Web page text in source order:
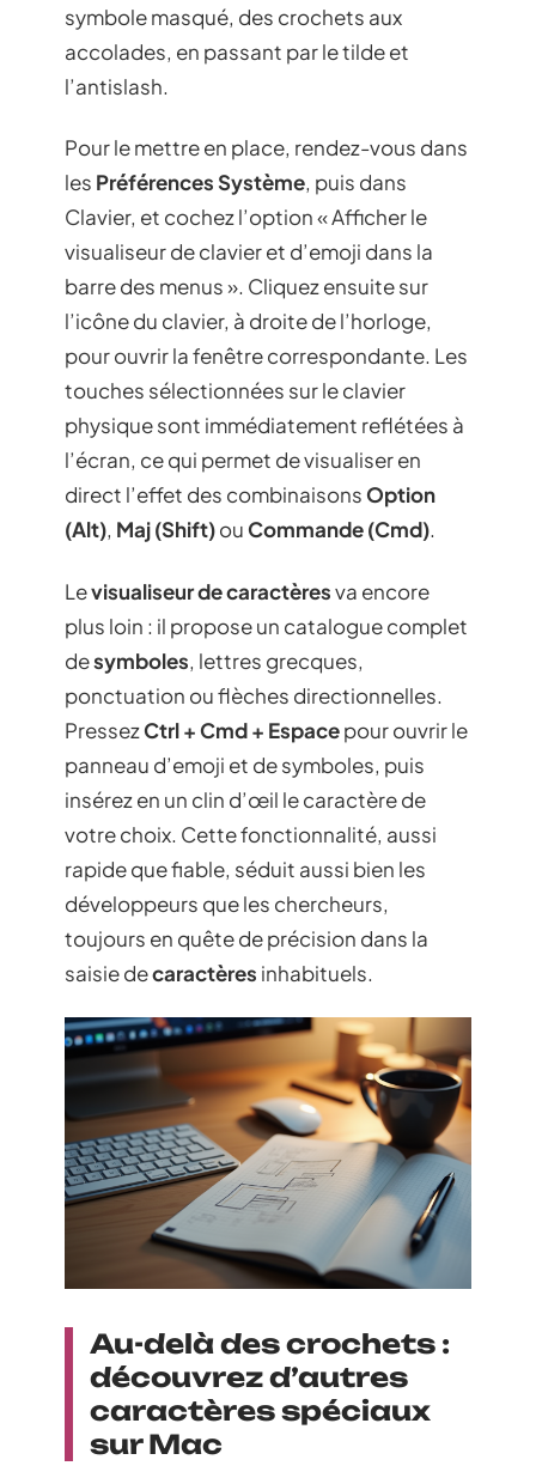
symbole masqué, des crochets aux
accolades, en passant par le tilde et
l’antislash.
Pour le mettre en place, rendez-vous dans
les Préférences Système, puis dans
Clavier, et cochez l’option « Afficher le
visualiseur de clavier et d’emoji dans la
barre des menus ». Cliquez ensuite sur
l’icône du clavier, à droite de l’horloge,
pour ouvrir la fenêtre correspondante. Les
touches sélectionnées sur le clavier
physique sont immédiatement reflétées à
l’écran, ce qui permet de visualiser en
direct l’effet des combinaisonsOption
(Alt), Maj (Shift)ouCommande (Cmd).
Levisualiseur de caractèresva encore
plus loin : il propose un catalogue complet
desymboles, lettres grecques,
ponctuation ou flèches directionnelles.
PressezCtrl + Cmd + Espacepour ouvrir le
panneau d’emoji et de symboles, puis
insérez en un clin d’œil le caractère de
votre choix. Cette fonctionnalité, aussi
rapide que fiable, séduit aussi bien les
développeurs que les chercheurs,
toujours en quête de précision dans la
saisie decaractères inhabituels.
Au-delà des crochets :
découvrez d’autres
caractères spéciaux
sur Mac